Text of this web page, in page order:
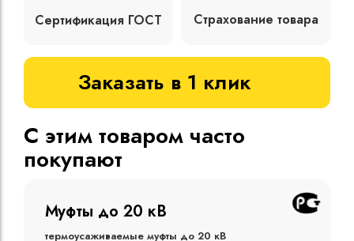
Сертификация ГОСТ Страхование товара
Заказать в 1 клик
С этим товаром часто
покупают
Муфты до 10 кВ
Термоусаживаемые муфты до 10 кВ